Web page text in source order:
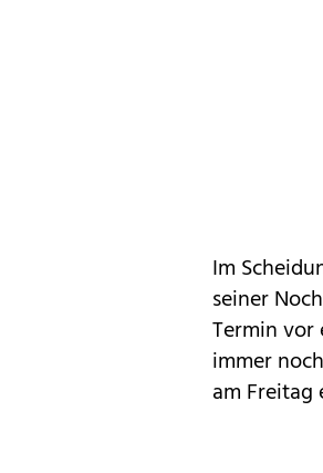
Im
seiner
Termin vor
immer
am Freitag